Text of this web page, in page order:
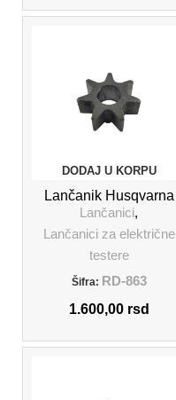
DODAJ U KORPU
Lančanik Husqvarna
Lančanici,
Lančanici za električne
testere
Šifra: RD-863
1.600,00 rsd